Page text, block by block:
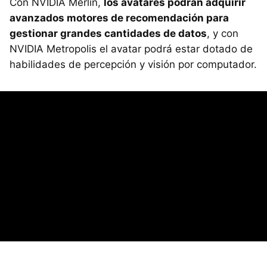
Con NVIDIA Merlin, los avatares podrán adquirir
avanzados motores de recomendación para
gestionar grandes cantidades de datos, y con
NVIDIA Metropolis el avatar podrá estar dotado de
habilidades de percepción y visión por computador.